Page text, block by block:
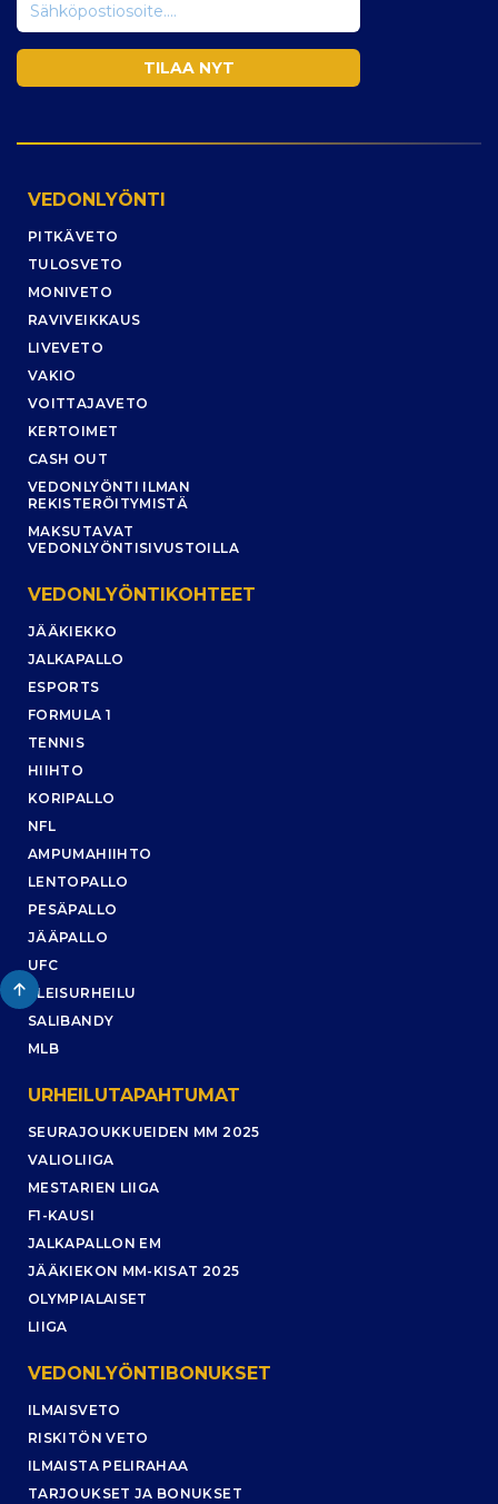
VEDONLYÖNTI
PITKÄVETO
TULOSVETO
MONIVETO
RAVIVEIKKAUS
LIVEVETO
VAKIO
VOITTAJAVETO
KERTOIMET
CASH OUT
VEDONLYÖNTI ILMAN
REKISTERÖITYMISTÄ
MAKSUTAVAT
VEDONLYÖNTISIVUSTOILLA
VEDONLYÖNTIKOHTEET
JÄÄKIEKKO
JALKAPALLO
ESPORTS
FORMULA 1
TENNIS
HIIHTO
KORIPALLO
NFL
AMPUMAHIIHTO
LENTOPALLO
PESÄPALLO
JÄÄPALLO
UFC
YLEISURHEILU
SALIBANDY
MLB
URHEILUTAPAHTUMAT
SEURAJOUKKUEIDEN MM 2025
VALIOLIIGA
MESTARIEN LIIGA
F1-KAUSI
JALKAPALLON EM
JÄÄKIEKON MM-KISAT 2025
OLYMPIALAISET
LIIGA
VEDONLYÖNTIBONUKSET
ILMAISVETO
RISKITÖN VETO
ILMAISTA PELIRAHAA
TARJOUKSET JA BONUKSET